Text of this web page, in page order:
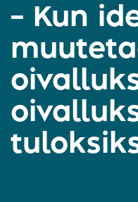
– Kun